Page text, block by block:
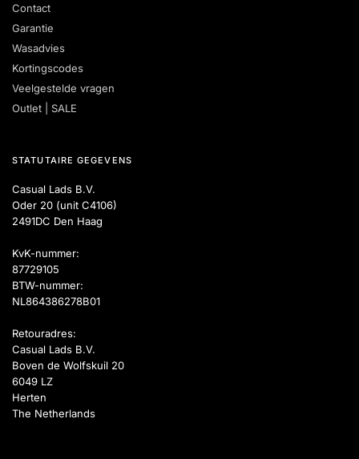
Contact
Garantie
Wasadvies
Kortingscodes
Veelgestelde vragen
Outlet | SALE
STATUTAIRE GEGEVENS
Casual Lads B.V.
Oder 20 (unit C4106)
2491DC Den Haag
KvK-nummer:
87729105
BTW-nummer:
NL864386278B01
Retouradres:
Casual Lads B.V.
Boven de Wolfskuil 20
6049 LZ
Herten
The Netherlands